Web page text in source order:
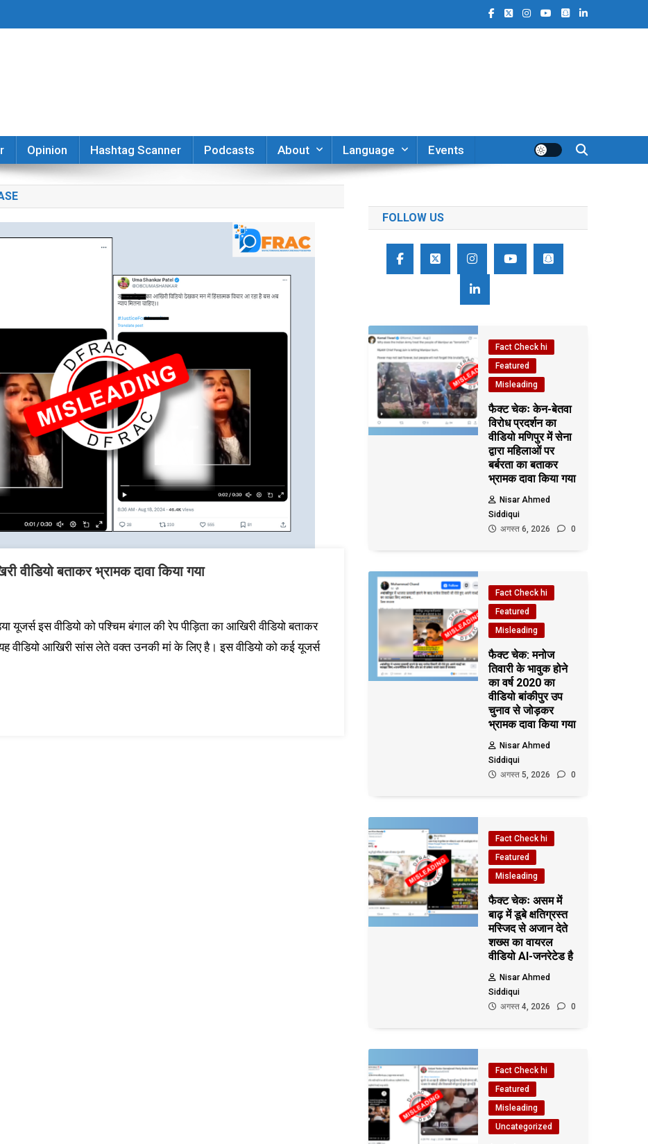
Opinion Hashtag Scanner Podcasts About Language Events
वीडियो बताकर भ्रामक दावा किया गया
यूजर्स इस वीडियो को पश्चिम बंगाल की रेप पीड़िता का आखिरी वीडियो बताकर
वीडियो आखिरी सांस लेते वक्त उनकी मां के लिए है। इस वीडियो को कई यूजर्स
FOLLOW US
Fact Check hi
Featured
Misleading
फैक्ट चेकः केन-बेतवा
विरोध प्रदर्शन का
वीडियो मणिपुर में सेना
द्वारा महिलाओं पर
बर्बरता का बताकर
भ्रामक दावा किया गया
Nisar Ahmed
Siddiqui
अगस्त 6, 2026
0
Fact Check hi
Featured
Misleading
फैक्ट चेक: मनोज
तिवारी के भावुक होने
का वर्ष 2020 का
वीडियो बांकीपुर उप
चुनाव से जोड़कर
भ्रामक दावा किया गया
Nisar Ahmed
Siddiqui
अगस्त 5, 2026
0
Fact Check hi
Featured
Misleading
फैक्ट चेकः असम में
बाढ़ में डूबे क्षतिग्रस्त
मस्जिद से अजान देते
शख्स का वायरल
वीडियो AI-जनरेटेड है
Nisar Ahmed
Siddiqui
अगस्त 4, 2026
0
Fact Check hi
Featured
Misleading
Uncategorized